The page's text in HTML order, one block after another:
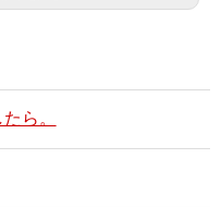
ら。